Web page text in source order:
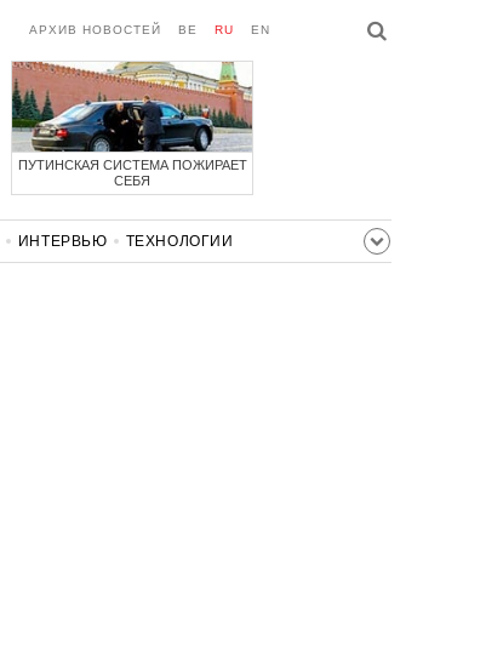
АРХИВ НОВОСТЕЙ BE RU EN
ПУТИНСКАЯ СИСТЕМА ПОЖИРАЕТ
СЕБЯ
ИНТЕРВЬЮ
ТЕХНОЛОГИИ